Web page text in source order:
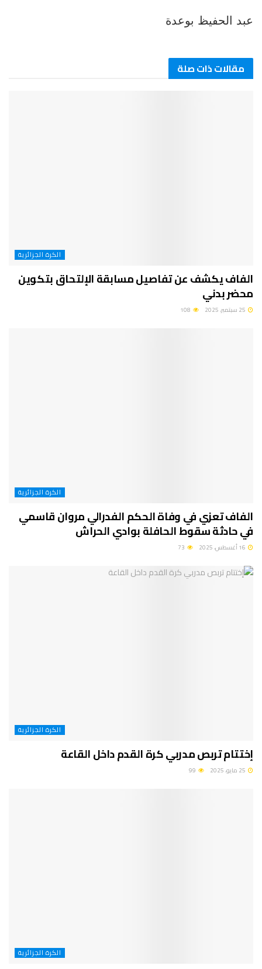
عبد الحفيظ بوعدة
مقالات ذات صلة
الكرة الجزائرية
الفاف يكشف عن تفاصيل مسابقة الإلتحاق بتكوين
محضر بدني
الكرة الجزائرية
الفاف تعزي في وفاة الحكم الفدرالي مروان قاسمي
في حادثة سقوط الحافلة بوادي الحراش
الكرة الجزائرية
إختتام تربص مدربي كرة القدم داخل القاعة
الكرة الجزائرية